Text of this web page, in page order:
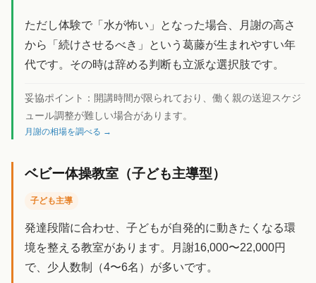
ただし体験で「水が怖い」となった場合、月謝の高さ
から「続けさせるべき」という葛藤が生まれやすい年
代です。その時は辞める判断も立派な選択肢です。
妥協ポイント： 開講時間が限られており、働く親の送迎スケジ
ュール調整が難しい場合があります。
月謝の相場を調べる →
ベビー体操教室（子ども主導型）
子ども主導
発達段階に合わせ、子どもが自発的に動きたくなる環
境を整える教室があります。月謝16,000〜22,000円
で、少人数制（4〜6名）が多いです。